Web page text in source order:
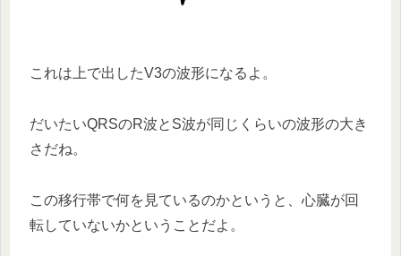
これは上で出したV3の波形になるよ。
だいたいQRSのR波とS波が同じくらいの波形の大き
さだね。
この移行帯で何を見ているのかというと、心臓が回
転していないかということだよ。